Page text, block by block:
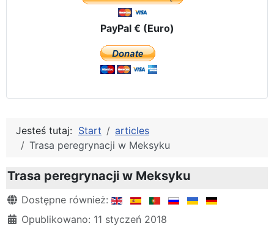
PayPal € (Euro)
Jesteś tutaj: Start
articles
Trasa peregrynacji w Meksyku
Trasa peregrynacji w Meksyku
Szczegóły
Dostępne również:
Opublikowano: 11 styczeń 2018